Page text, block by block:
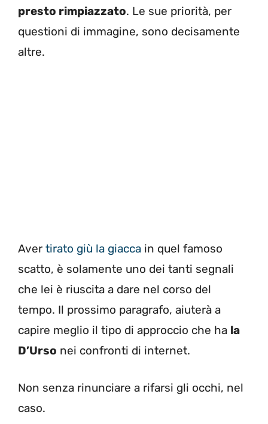
presto rimpiazzato. Le sue priorità, per
questioni di immagine, sono decisamente
altre.
Aver tirato giù la giacca in quel famoso
scatto, è solamente uno dei tanti segnali
che lei è riuscita a dare nel corso del
tempo. Il prossimo paragrafo, aiuterà a
capire meglio il tipo di approccio che ha la
D’Urso nei confronti di internet.
Non senza rinunciare a rifarsi gli occhi, nel
caso.